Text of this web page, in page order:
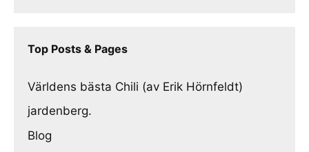
Top Posts & Pages
Världens bästa Chili (av Erik Hörnfeldt)
jardenberg.
Blog